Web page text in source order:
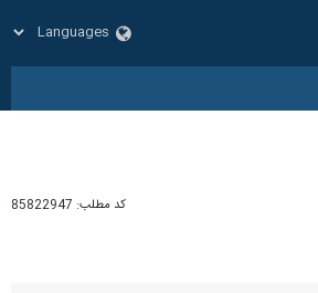
کد مطلب: 85822947